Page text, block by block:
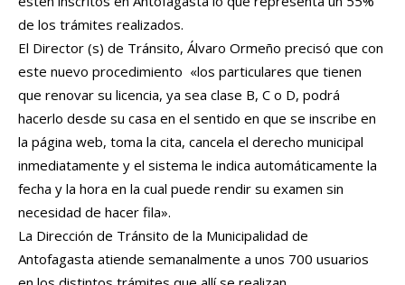
de los trámites realizados.
El Director (s) de Tránsito, Álvaro Ormeño precisó que con
este nuevo procedimiento «los particulares que tienen
que renovar su licencia, ya sea clase B, C o D, podrá
hacerlo desde su casa en el sentido en que se inscribe en
la página web, toma la cita, cancela el derecho municipal
inmediatamente y el sistema le indica automáticamente la
fecha y la hora en la cual puede rendir su examen sin
necesidad de hacer fila».
La Dirección de Tránsito de la Municipalidad de
Antofagasta atiende semanalmente a unos 700 usuarios